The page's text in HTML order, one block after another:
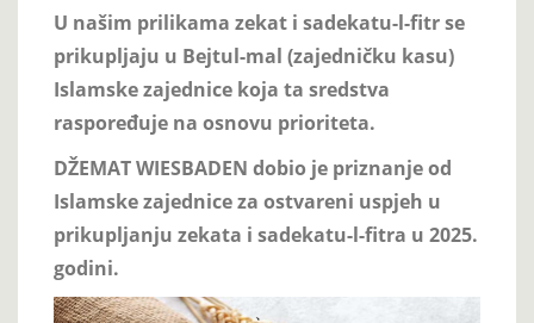
U našim prilikama zekat i sadekatu-l-fitr se
prikupljaju u Bejtul-mal (zajedničku kasu)
Islamske zajednice koja ta sredstva
raspoređuje na osnovu prioriteta.
DŽEMAT WIESBADEN dobio je priznanje od
Islamske zajednice za ostvareni uspjeh u
prikupljanju zekata i sadekatu-l-fitra u 2025.
godini.